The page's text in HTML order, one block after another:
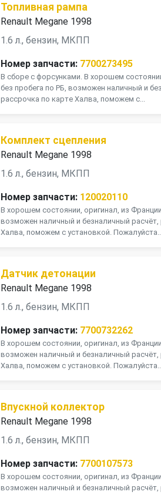
Топливная рампа
Renault Megane 1998
1.6 л., бензин, МКПП
Номер запчасти: 7700273495
В сборе с форсунками. В хорошем
без пробега по РБ, возможен наличный и
рассрочка по карте Халва, поможем с...
Комплект сцепления
Renault Megane 1998
1.6 л., бензин, МКПП
Номер запчасти: 120020110
В хорошем состоянии, оригинал, из
возможен наличный и безналичный расчёт,
Халва, поможем с установкой.
Датчик детонации
Renault Megane 1998
1.6 л., бензин, МКПП
Номер запчасти: 7700732262
В хорошем состоянии, оригинал, из
возможен наличный и безналичный расчёт,
Халва, поможем с установкой.
Впускной коллектор
Renault Megane 1998
1.6 л., бензин, МКПП
Номер запчасти: 7700107573
В хорошем состоянии, оригинал, из
возможен наличный и безналичный расчёт,